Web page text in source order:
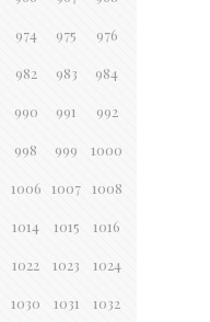
974 975 976
982 983 984
990 991 992
998 999 1000
1006 1007 1008
1014 1015 1016
1022 1023 1024
1030 1031 1032